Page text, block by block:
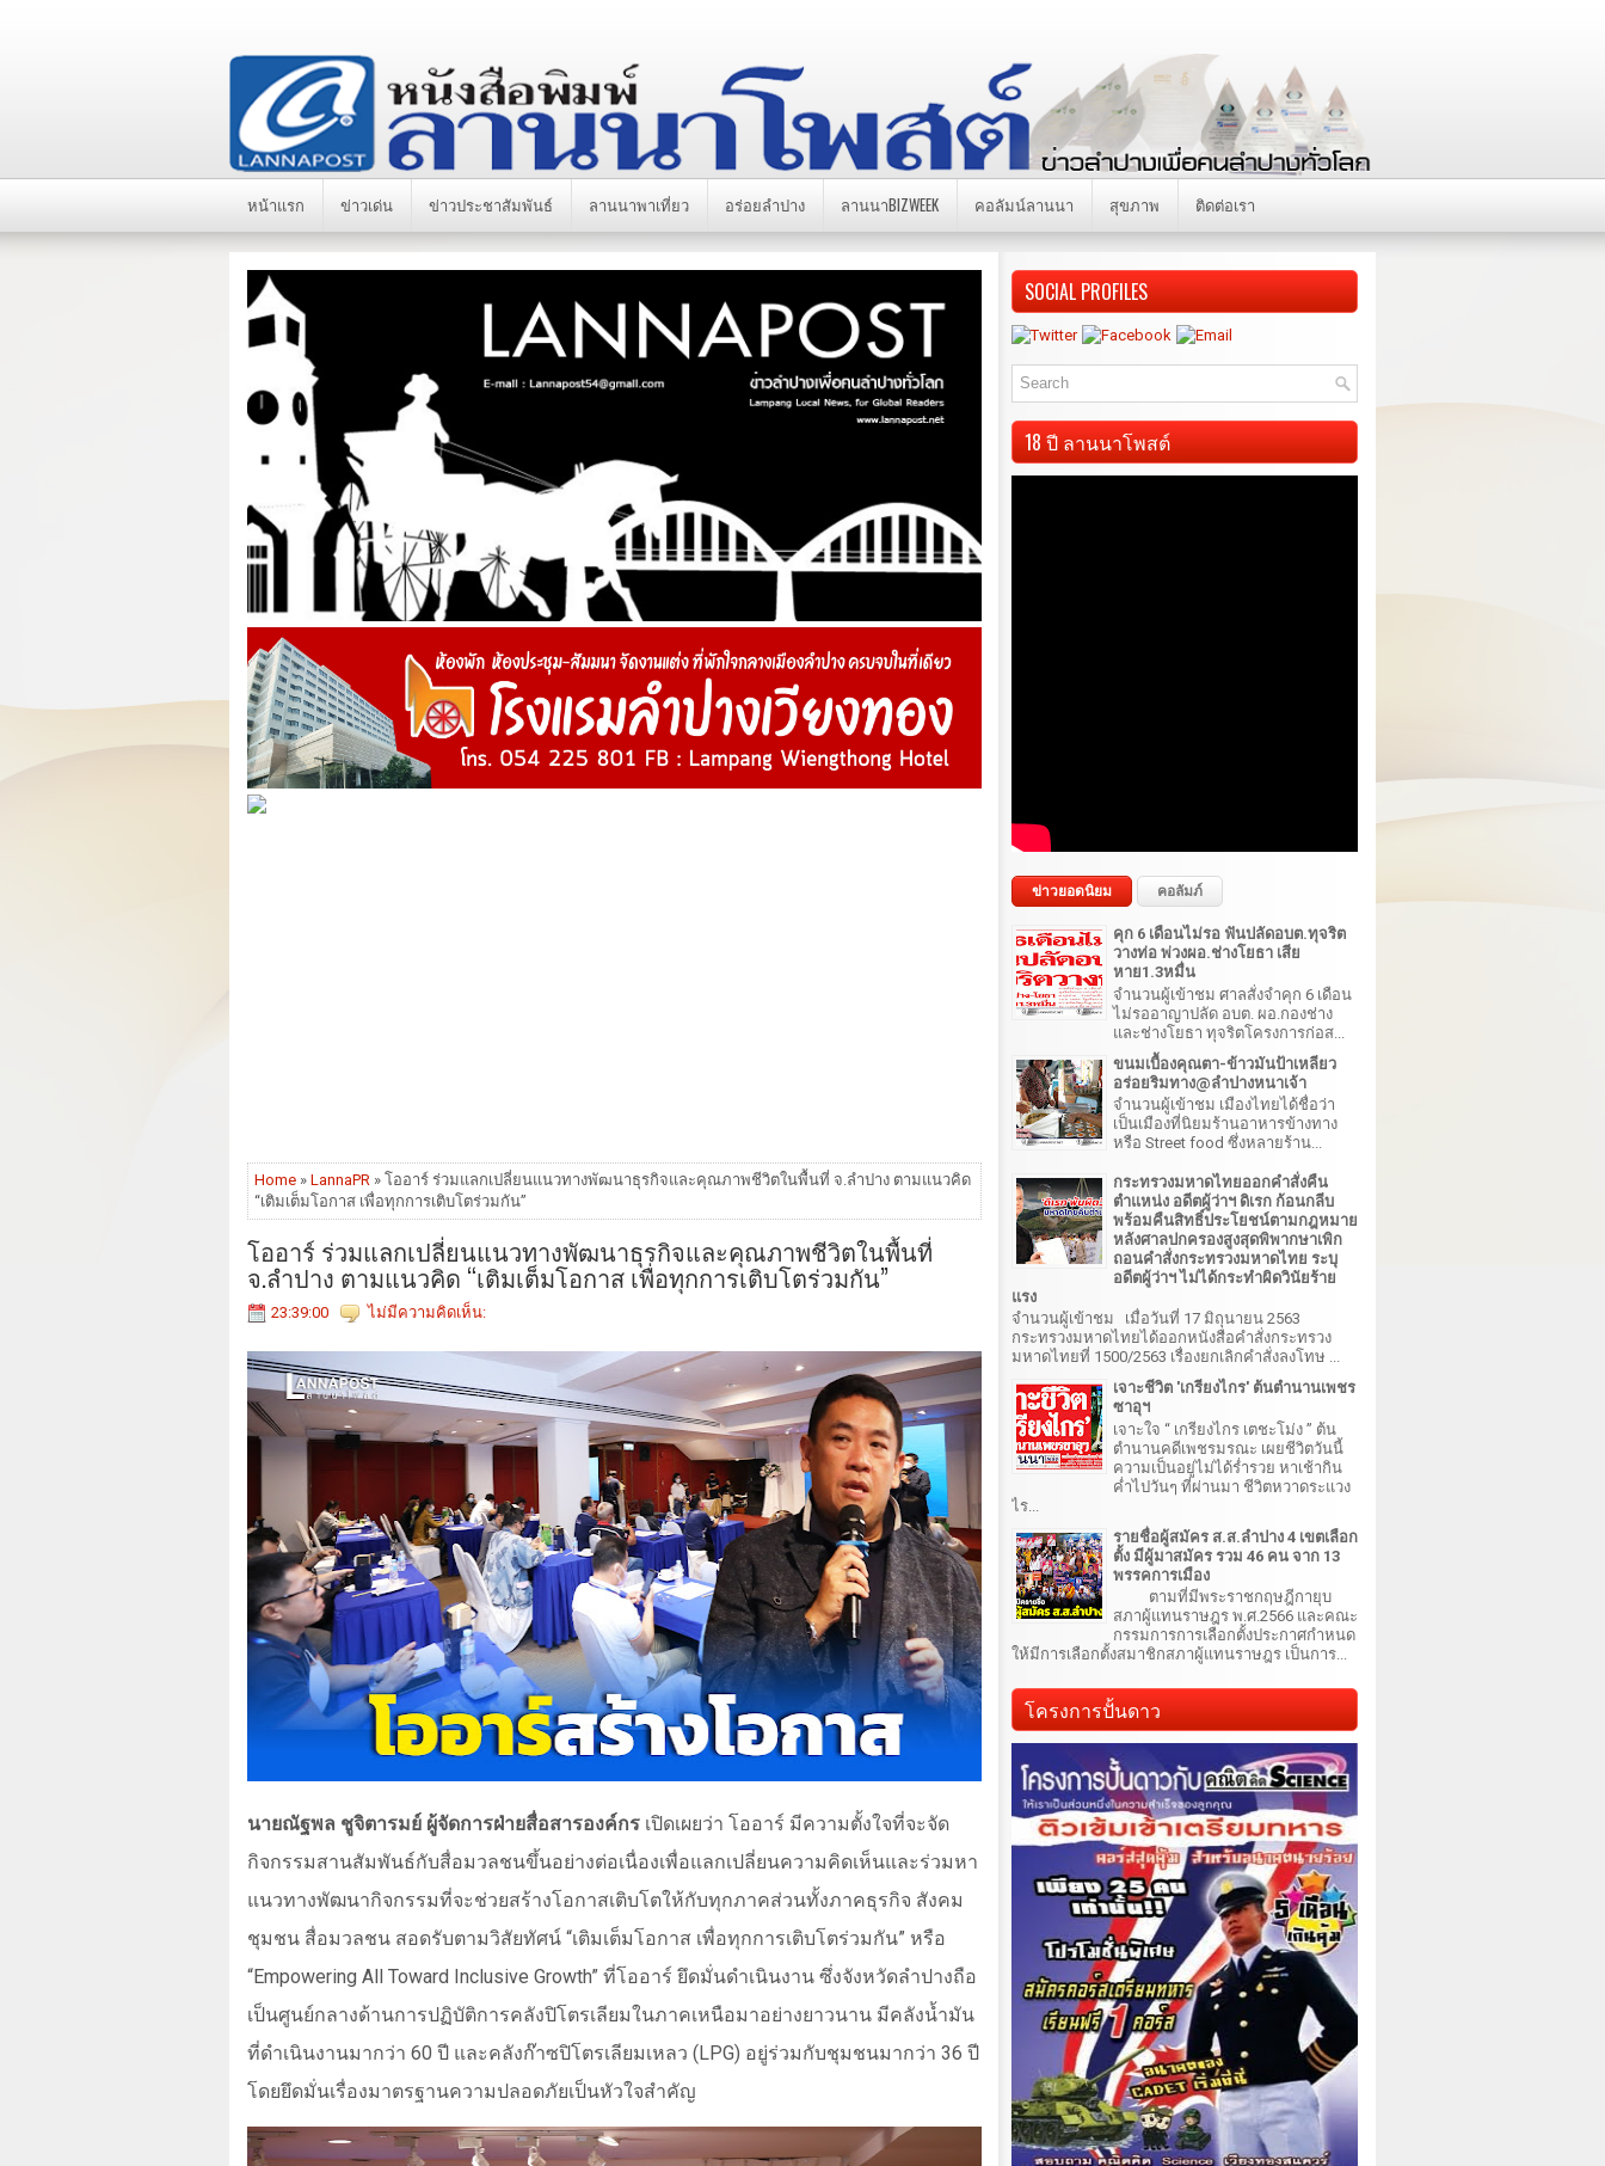
หน้าแรก ข่าวเด่น ข่าวประชาสัมพันธ์ ลานนาพาเที่ยว อร่อยลำปาง ลานนาBIZWEEK คอลัมน์ลานนา สุขภาพ ติดต่อเรา
Home » LannaPR » โออาร์ ร่วมแลกเปลี่ยนแนวทางพัฒนาธุรกิจและคุณภาพชีวิตในพื้นที่ จ.ลำปาง ตามแนวคิด
“เติมเต็มโอกาส เพื่อทุกการเติบโตร่วมกัน”
โออาร์ ร่วมแลกเปลี่ยนแนวทางพัฒนาธุรกิจและคุณภาพชีวิตในพื้นที่
จ.ลำปาง ตามแนวคิด “เติมเต็มโอกาส เพื่อทุกการเติบโตร่วมกัน”
23:39:00 ไม่มีความคิดเห็น:
นายณัฐพล ชูจิตารมย์ ผู้จัดการฝ่ายสื่อสารองค์กร เปิดเผยว่า โออาร์ มีความตั้งใจที่จะจัด
กิจกรรมสานสัมพันธ์กับสื่อมวลชนขึ้นอย่างต่อเนื่องเพื่อแลกเปลี่ยนความคิดเห็นและร่วมหา
แนวทางพัฒนากิจกรรมที่จะช่วยสร้างโอกาสเติบโตให้กับทุกภาคส่วนทั้งภาคธุรกิจ สังคม
ชุมชน สื่อมวลชน สอดรับตามวิสัยทัศน์ “เติมเต็มโอกาส เพื่อทุกการเติบโตร่วมกัน” หรือ
“Empowering All Toward Inclusive Growth” ที่โออาร์ ยึดมั่นดำเนินงาน ซึ่งจังหวัดลำปางถือ
เป็นศูนย์กลางด้านการปฏิบัติการคลังปิโตรเลียมในภาคเหนือมาอย่างยาวนาน มีคลังน้ำมัน
ที่ดำเนินงานมากว่า 60 ปี และคลังก๊าซปิโตรเลียมเหลว ( LPG) อยู่ร่วมกับชุมชนมากว่า 36 ปี
โดยยึดมั่นเรื่องมาตรฐานความปลอดภัยเป็นหัวใจสำคัญ
SOCIAL PROFILES
18 ปี ลานนาโพสต์
ข่าวยอดนิยม คอลัมภ์
คุก 6 เดือนไม่รอ ฟันปลัดอบต.ทุจริต
วางท่อ พ่วงผอ.ช่างโยธา เสีย
หาย1.3หมื่น
จำนวนผู้เข้าชม ศาลสั่งจำคุก 6 เดือน
ไม่รออาญาปลัด อบต. ผอ.กองช่าง
และช่างโยธา ทุจริตโครงการก่อส...
ขนมเบื้องคุณตา-ข้าวมันป้าเหลียว
อร่อยริมทาง@ลำปางหนาเจ้า
จำนวนผู้เข้าชม เมืองไทยได้ชื่อว่า
เป็นเมืองที่นิยมร้านอาหารข้างทาง
หรือ Street food ซึ่งหลายร้าน...
กระทรวงมหาดไทยออกคำสั่งคืน
ตำแหน่ง อดีตผู้ว่าฯ ดิเรก ก้อนกลีบ
พร้อมคืนสิทธิ์ประโยชน์ตามกฎหมาย
หลังศาลปกครองสูงสุดพิพากษาเพิก
ถอนคำสั่งกระทรวงมหาดไทย ระบุ
อดีตผู้ว่าฯ ไม่ได้กระทำผิดวินัยร้าย
แรง
จำนวนผู้เข้าชม เมื่อวันที่ 17 มิถุนายน 2563
กระทรวงมหาดไทยได้ออกหนังสือคำสั่งกระทรวง
มหาดไทยที่ 1500/2563 เรื่องยกเลิกคำสั่งลงโทษ ...
เจาะชีวิต 'เกรียงไกร' ต้นตำนานเพชร
ซาอุฯ
เจาะใจ “ เกรียงไกร เตชะโม่ง ” ต้น
ตำนานคดีเพชรมรณะ เผยชีวิตวันนี้
ความเป็นอยู่ไม่ได้ร่ำรวย หาเช้ากิน
ค่ำไปวันๆ ที่ผ่านมา ชีวิตหวาดระแวง
ไร...
รายชื่อผู้สมัคร ส.ส.ลำปาง 4 เขตเลือก
ตั้ง มีผู้มาสมัคร รวม 46 คน จาก 13
พรรคการเมือง
ตามที่มีพระราชกฤษฎีกายุบ
สภาผู้แทนราษฎร พ.ศ.2566 และคณะ
กรรมการการเลือกตั้งประกาศกำหนด
ให้มีการเลือกตั้งสมาชิกสภาผู้แทนราษฎร เป็นการ...
โครงการปั้นดาว